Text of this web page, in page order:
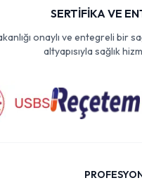
SERTİFİKA VE
onaylı ve entegreli bir
altyapısıyla sağlık